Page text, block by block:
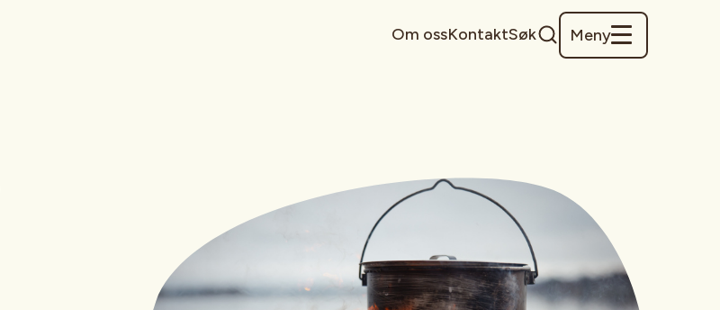
Om ossKontaktSøk Meny